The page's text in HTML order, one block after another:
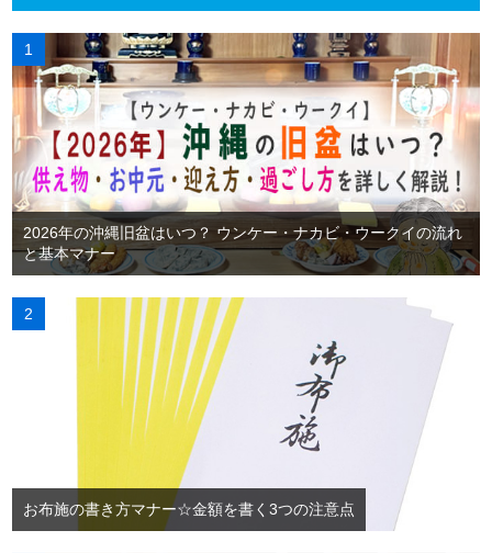
2026年の沖縄旧盆はいつ？ ウンケー・ナカビ・ウークイの流れ
と基本マナー
お布施の書き方マナー☆金額を書く3つの注意点